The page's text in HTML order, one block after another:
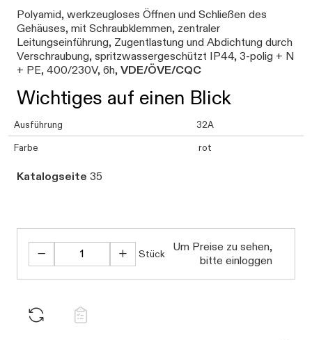
Polyamid, werkzeugloses Öffnen und Schließen des
Gehäuses, mit Schraubklemmen, zentraler
Leitungseinführung, Zugentlastung und Abdichtung durch
Verschraubung, spritzwassergeschützt IP44, 3-polig + N
+ PE, 400/230V, 6h, VDE/ÖVE/CQC
Wichtiges auf einen Blick
Ausführung 32A
Farbe rot
Katalogseite 35
Stück
Um Preise zu sehen,
bitte einloggen